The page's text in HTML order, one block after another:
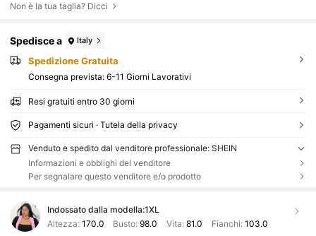
Non è la tua taglia? Dicci
Spedisce a Italy
Spedizione Gratuita
Consegna prevista: 6-11 Giorni Lavorativi
Resi gratuiti entro 30 giorni
Pagamenti sicuri · Tutela della privacy
Venduto e spedito dal venditore professionale: SHEIN
Informazioni e obblighi del venditore
Per segnalare questo venditore e/o prodotto
Indossato dalla modella:1XL
Altezza: 170.0 Busto:98.0 Vita: 81.0 Fianchi: 103.0